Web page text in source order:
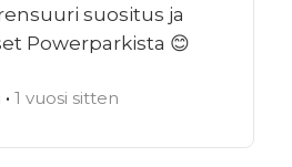
suositus ja
Powerparkista 😊
1 vuosi sitten